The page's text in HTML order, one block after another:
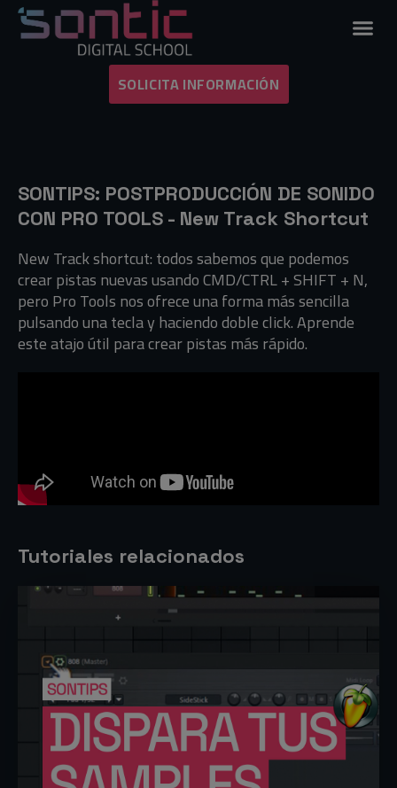
SOLICITA INFORMACIÓN
SONTIPS:
Postproducción de
Sonido con Pro Tools
shortcut
SONTIPS: POSTPRODUCCIÓN DE SONIDO
CON PRO TOOLS - New Track Shortcut
New Track shortcut: todos sabemos que podemos
crear pistas nuevas usando CMD/CTRL + SHIFT + N,
pero Pro Tools nos ofrece una forma más sencilla
pulsando una tecla y haciendo doble click. Aprende
este atajo útil para crear pistas más rápido.
Tutoriales relacionados